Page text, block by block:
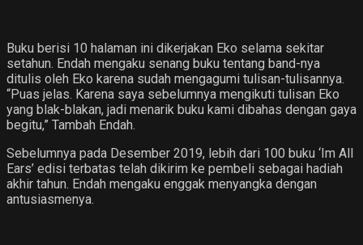
Buku berisi 10 halaman ini dikerjakan Eko selama sekitar
setahun. Endah mengaku senang buku tentang band-nya
ditulis oleh Eko karena sudah mengagumi tulisan-tulisannya.
“Puas jelas. Karena saya sebelumnya mengikuti tulisan Eko
yang blak-blakan, jadi menarik buku kami dibahas dengan gaya
begitu,” Tambah Endah.
Sebelumnya pada Desember 2019, lebih dari 100 buku ‘Im All
Ears’ edisi terbatas telah dikirim ke pembeli sebagai hadiah
akhir tahun. Endah mengaku enggak menyangka dengan
antusiasmenya.